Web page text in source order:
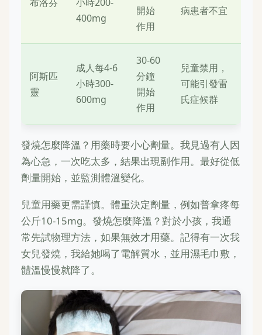
400mg
開始
作用
病患者不宜
阿斯匹
靈
成人每4-6
小時300-
600mg
30-60
分鐘
開始
作用
兒童禁用，
可能引發雷
氏症候群
發燒怎麼降溫？用藥時要小心劑量。我見過有人因
為心急，一次吃太多，結果出現副作用。最好從低
劑量開始，並監測體溫變化。
兒童用藥更需謹慎。體重決定劑量，例如普拿疼每
公斤10-15mg。發燒怎麼降溫？對於小孩，我通
常先試物理方法，如果無效才用藥。記得有一次我
女兒發燒，我給她喝了電解質水，並用濕毛巾敷，
體溫慢慢就降了。